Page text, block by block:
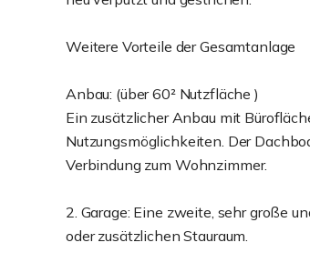
Weitere Vorteile der Gesamtanlage
Anbau: (über 60² Nutzfläche )
Ein zusätzlicher Anbau mit
Nutzungsmöglichkeiten. Der
Verbindung zum Wohnzimmer.
2. Garage: Eine zweite, sehr große
oder zusätzlichen Stauraum.